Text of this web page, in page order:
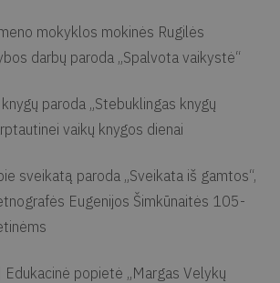
mokyklos mokinės Rugilės
darbų paroda „Spalvota vaikystė“
paroda „Stebuklingas knygų
vaikų knygos dienai
sveikatą paroda „Sveikata iš gamtos“,
Eugenijos Šimkūnaitės 105-
popietė „Margas Velykų